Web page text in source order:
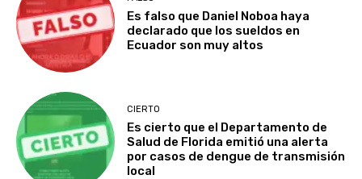
Es falso que Daniel Noboa haya
declarado que los sueldos en
Ecuador son muy altos
CIERTO
Es cierto que el Departamento de
Salud de Florida emitió una alerta
por casos de dengue de transmisión
local